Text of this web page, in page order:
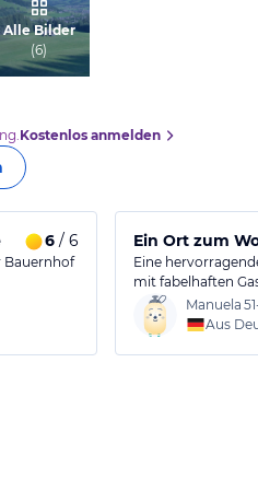
Alle Bilder
(6)
Kostenlos anmelden
6 / 6
Bauernhof
Ein Ort zum
Eine
mit fabelhaften
Manuela
Aus